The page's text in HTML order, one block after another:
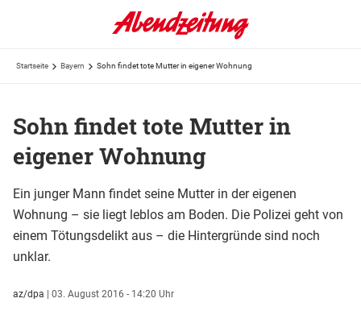
Startseite Bayern Sohn findet tote Mutter in eigener Wohnung
Sohn findet tote Mutter in
eigener Wohnung
Ein junger Mann findet seine Mutter in der eigenen
Wohnung – sie liegt leblos am Boden. Die Polizei geht von
einem Tötungsdelikt aus – die Hintergründe sind noch
unklar.
az/dpa | 03. August 2016 - 14:20 Uhr